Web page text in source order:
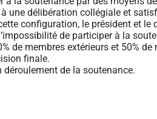
délibération collégiale et
configuration, le président et le
de participer à la
de membres extérieurs et 50%
finale.
de la soutenance.